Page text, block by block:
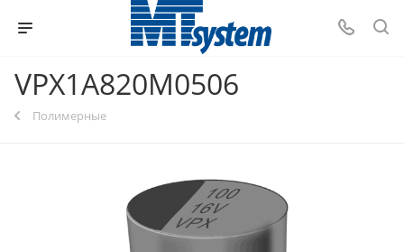
VPX1A820M0506
Полимерные